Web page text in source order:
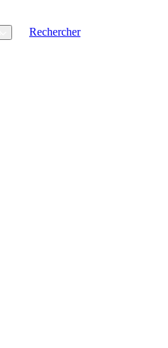
Rechercher